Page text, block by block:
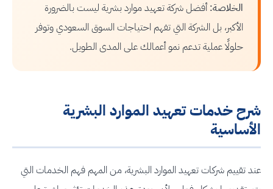
الخلاصة:أفضل شركة تعهيد موارد بشرية ليست بالضرورة
الأكبر، بل الشركة التي تفهم احتياجات السوق السعودي وتوفر
حلولًا عملية تدعم نمو أعمالك على المدى الطويل.
شرح خدمات تعهيد الموارد البشرية
الأساسية
عند تقييم شركات تعهيد الموارد البشرية، من المهم فهم الخدمات التي